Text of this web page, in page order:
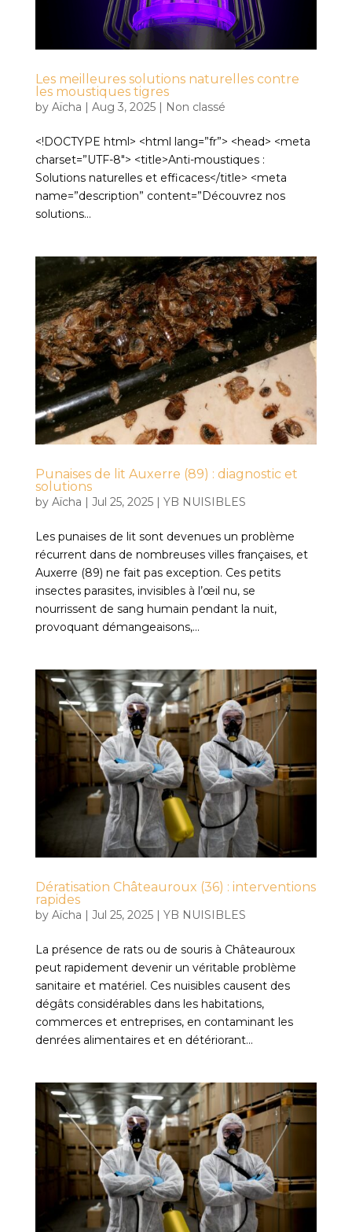
Les meilleures solutions naturelles contre
les moustiques tigres
by Aïcha Aug 3, 2025| Non classé
<!DOCTYPE html> <html lang=”fr”> <head> <meta
charset=”UTF-8″> <title>Anti-moustiques :
Solutions naturelles et efficaces</title> <meta
name=”description” content=”Découvrez nos
solutions...
Punaises de lit Auxerre (89) : diagnostic et
solutions
by Aïcha Jul 25, 2025| YB NUISIBLES
Les punaises de lit sont devenues un problème
récurrent dans de nombreuses villes françaises, et
Auxerre (89) ne fait pas exception. Ces petits
insectes parasites, invisibles à l’œil nu, se
nourrissent de sang humain pendant la nuit,
provoquant démangeaisons,...
Dératisation Châteauroux (36) : interventions
rapides
by Aïcha | Jul 25, 2025| YB NUISIBLES
La présence de rats ou de souris à Châteauroux
peut rapidement devenir un véritable problème
sanitaire et matériel. Ces nuisibles causent des
dégâts considérables dans les habitations,
commerces et entreprises, en contaminant les
denrées alimentaires et en détériorant...